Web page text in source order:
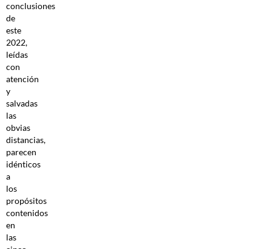
conclusiones
de
este
2022,
leídas
con
atención
y
salvadas
las
obvias
distancias,
parecen
idénticos
a
los
propósitos
contenidos
en
las